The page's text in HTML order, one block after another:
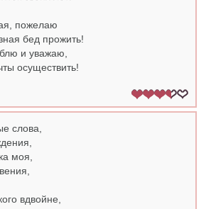
пожелаю
бед прожить!
и уважаю,
осуществить!
слова,
моя,
вдвойне,